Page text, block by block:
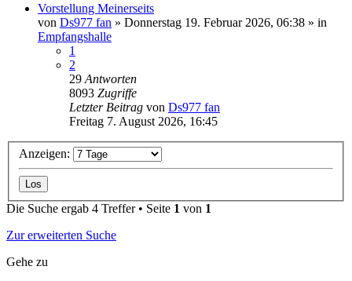
Vorstellung Meinerseits
von Ds977 fan » Donnerstag 19. Februar 2026, 06:38 » in
Empfangshalle
1
2
29 Antworten
8093 Zugriffe
Letzter Beitrag von Ds977 fan
Freitag 7. August 2026, 16:45
Anzeigen:
Die Suche ergab 4 Treffer • Seite 1 von 1
Zur erweiterten Suche
Gehe zu